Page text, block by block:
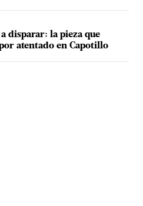
disparar: la pieza que
atentado en Capotillo